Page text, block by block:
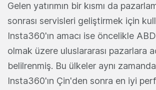
Gelen yatırımın bir kısmı da
sonrası servisleri geliştirmek için
Insta360'ın amacı ise öncelikle
olmak üzere uluslararası pazarlara
belilrenmiş. Bu ülkeler aynı
Insta360'ın Çin'den sonra en iyi